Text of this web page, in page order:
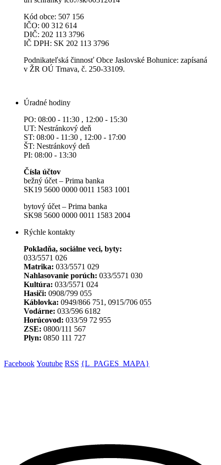
Kód obce: 507 156
IČO: 00 312 614
DIČ: 202 113 3796
IČ DPH: SK 202 113 3796
Podnikateľská činnosť Obce Jaslovské Bohunice: zapísaná
v ŽR OÚ Trnava, č. 250-33109.
Úradné hodiny
PO: 08:00 - 11:30 , 12:00 - 15:30
UT: Nestránkový deň
ST: 08:00 - 11:30 , 12:00 - 17:00
ŠT: Nestránkový deň
PI: 08:00 - 13:30
Čísla účtov
bežný účet – Prima banka
SK19 5600 0000 0011 1583 1001
bytový účet – Prima banka
SK98 5600 0000 0011 1583 2004
Rýchle kontakty
Pokladňa, sociálne veci, byty:
033/5571 026
Matrika: 033/5571 029
Nahlasovanie porúch: 033/5571 030
Kultúra: 033/5571 024
Hasiči: 0908/799 055
Káblovka: 0949/866 751, 0915/706 055
Vodárne: 033/596 6182
Horúcovod: 033/59 72 955
ZSE: 0800/111 567
Plyn: 0850 111 727
Facebook Youtube RSS {L_PAGES_MAPA}